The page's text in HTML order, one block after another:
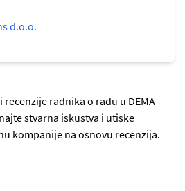
d.o.o.
radnika o radu u DEMA
stvarna iskustva i utiske
kompanije na osnovu recenzija.